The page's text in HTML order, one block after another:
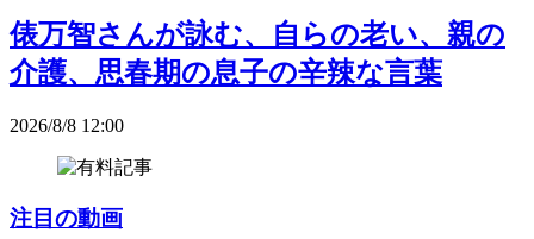
俵万智さんが詠む、自らの老い、親の
介護、思春期の息子の辛辣な言葉
2026/8/8 12:00
注目の動画